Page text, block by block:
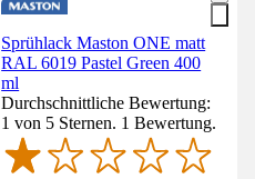
Sprühlack Maston ONE matt
RAL 6019 Pastel Green 400
ml
Durchschnittliche Bewertung:
1 von 5 Sternen. 1 Bewertung.